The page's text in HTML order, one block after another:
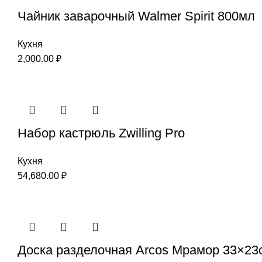
Чайник заварочный Walmer Spirit 800мл
Кухня
2,000.00 ₽
Набор кастрюль Zwilling Pro
Кухня
54,680.00 ₽
Доска разделочная Arcos Мрамор